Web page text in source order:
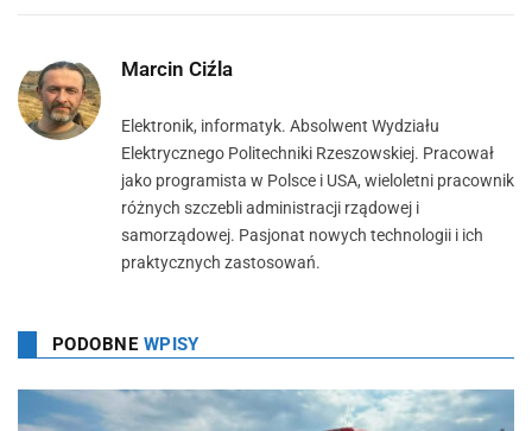
Marcin Ciźla
Elektronik, informatyk. Absolwent Wydziału
Elektrycznego Politechniki Rzeszowskiej. Pracował
jako programista w Polsce i USA, wieloletni pracownik
różnych szczebli administracji rządowej i
samorządowej. Pasjonat nowych technologii i ich
praktycznych zastosowań.
PODOBNE WPISY